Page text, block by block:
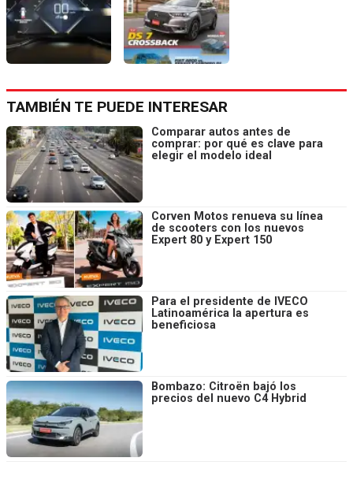
TAMBIÉN TE PUEDE INTERESAR
Comparar autos antes de
comprar: por qué es clave para
elegir el modelo ideal
Corven Motos renueva su línea
de scooters con los nuevos
Expert 80 y Expert 150
Para el presidente de IVECO
Latinoamérica la apertura es
beneficiosa
Bombazo: Citroën bajó los
precios del nuevo C4 Hybrid